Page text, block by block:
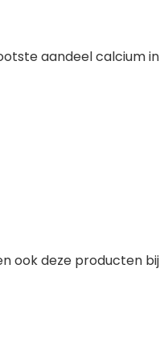
aandeel calcium
ook deze producten